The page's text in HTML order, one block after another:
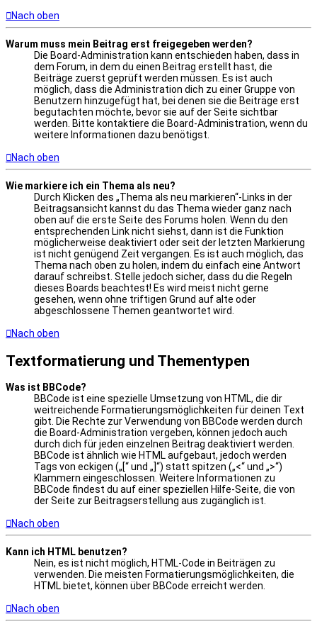
Nach oben
Warum muss mein Beitrag erst freigegeben werden?
Die Board-Administration kann entschieden haben, dass in
dem Forum, in dem du einen Beitrag erstellt hast, die
Beiträge zuerst geprüft werden müssen. Es ist auch
möglich, dass die Administration dich zu einer Gruppe von
Benutzern hinzugefügt hat, bei denen sie die Beiträge erst
begutachten möchte, bevor sie auf der Seite sichtbar
werden. Bitte kontaktiere die Board-Administration, wenn du
weitere Informationen dazu benötigst.
Nach oben
Wie markiere ich ein Thema als neu?
Durch Klicken des „Thema als neu markieren“-Links in der
Beitragsansicht kannst du das Thema wieder ganz nach
oben auf die erste Seite des Forums holen. Wenn du den
entsprechenden Link nicht siehst, dann ist die Funktion
möglicherweise deaktiviert oder seit der letzten Markierung
ist nicht genügend Zeit vergangen. Es ist auch möglich, das
Thema nach oben zu holen, indem du einfach eine Antwort
darauf schreibst. Stelle jedoch sicher, dass du die Regeln
dieses Boards beachtest! Es wird meist nicht gerne
gesehen, wenn ohne triftigen Grund auf alte oder
abgeschlossene Themen geantwortet wird.
Nach oben
Textformatierung und Thementypen
Was ist BBCode?
BBCode ist eine spezielle Umsetzung von HTML, die dir
weitreichende Formatierungsmöglichkeiten für deinen Text
gibt. Die Rechte zur Verwendung von BBCode werden durch
die Board-Administration vergeben, können jedoch auch
durch dich für jeden einzelnen Beitrag deaktiviert werden.
BBCode ist ähnlich wie HTML aufgebaut, jedoch werden
Tags von eckigen („[“ und „]“) statt spitzen („<“ und „>“)
Klammern eingeschlossen. Weitere Informationen zu
BBCode findest du auf einer speziellen Hilfe-Seite, die von
der Seite zur Beitragserstellung aus zugänglich ist.
Nach oben
Kann ich HTML benutzen?
Nein, es ist nicht möglich, HTML-Code in Beiträgen zu
verwenden. Die meisten Formatierungsmöglichkeiten, die
HTML bietet, können über BBCode erreicht werden.
Nach oben